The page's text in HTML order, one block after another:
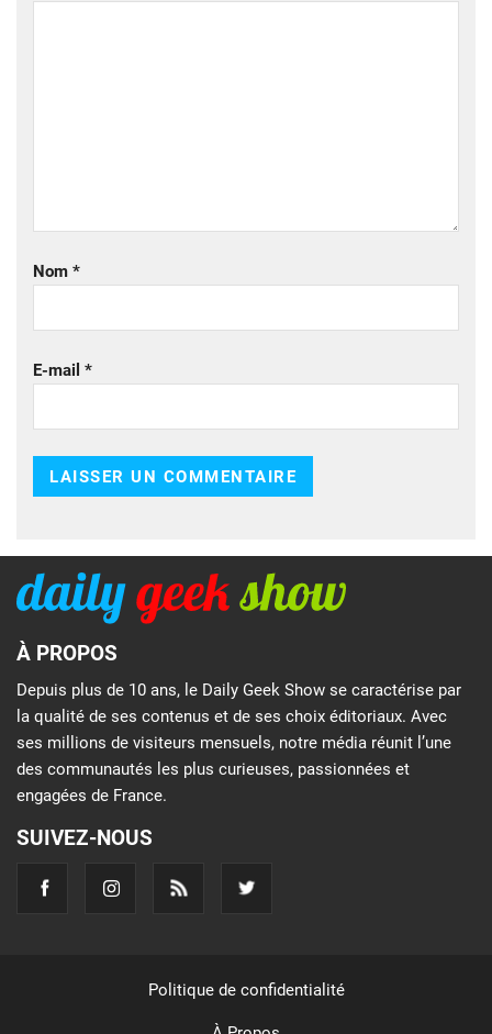
Nom *
E-mail *
À PROPOS
Depuis plus de 10 ans, le Daily Geek Show se caractérise par
la qualité de ses contenus et de ses choix éditoriaux. Avec
ses millions de visiteurs mensuels, notre média réunit l’une
des communautés les plus curieuses, passionnées et
engagées de France.
SUIVEZ-NOUS
Politique de confidentialité